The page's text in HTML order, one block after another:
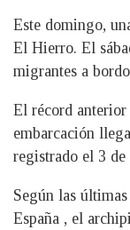
Este domingo,
El Hierro. El
migrantes a
El récord anterior
embarcación
registrado el 3 de
Según las
España , el